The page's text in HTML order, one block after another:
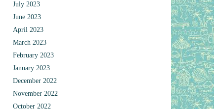
July 2023
June 2023
April 2023
March 2023
February 2023
January 2023
December 2022
November 2022
October 2022